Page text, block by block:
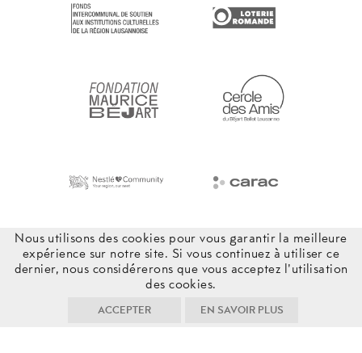
Nous utilisons des cookies pour vous garantir la meilleure
expérience sur notre site. Si vous continuez à utiliser ce
dernier, nous considérerons que vous acceptez l'utilisation
des cookies.
ACCEPTER EN SAVOIR PLUS